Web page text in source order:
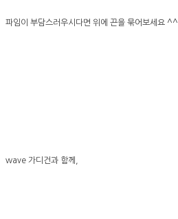
파임이 부담스러우시다면 위에 끈을 묶어보세요 ^^
wave 가디건과 함께,